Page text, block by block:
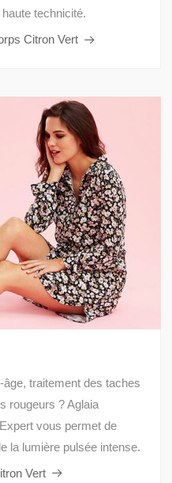
technicité.
Citron Vert
traitement des taches
rougeurs ? Aglaia
vous permet de
la lumière pulsée intense.
Vert